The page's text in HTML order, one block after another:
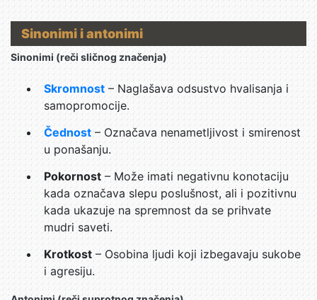
Sinonimi i antonimi
Sinonimi (reči sličnog značenja)
Skromnost – Naglašava odsustvo hvalisanja i
samopromocije.
Čednost – Označava nenametljivost i smirenost
u ponašanju.
Pokornost – Može imati negativnu konotaciju
kada označava slepu poslušnost, ali i pozitivnu
kada ukazuje na spremnost da se prihvate
mudri saveti.
Krotkost– Osobina ljudi koji izbegavaju sukobe
i agresiju.